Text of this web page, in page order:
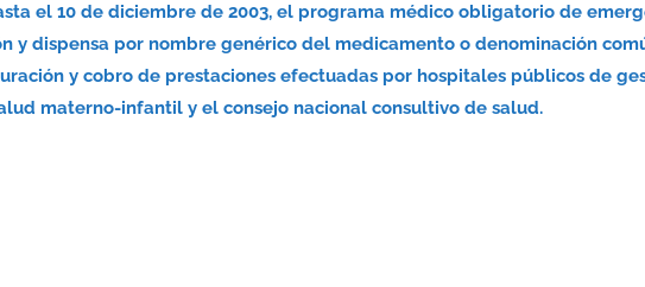
el 10 de diciembre de 2003, el programa médico obligatorio de
y dispensa por nombre genérico del medicamento o denominación
y cobro de prestaciones efectuadas por hospitales públicos de
materno-infantil y el consejo nacional consultivo de salud.